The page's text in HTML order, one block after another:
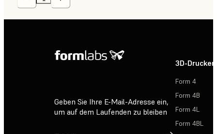
Geben Sie Ihre E-Mail-Adresse ein,
um auf dem Laufenden zu bleiben
3D-Drucker
Form 4
Form 4B
Form 4L
Form 4BL